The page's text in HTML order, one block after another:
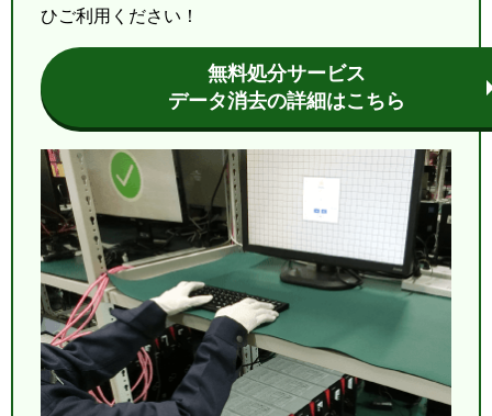
ひご利用ください！
無料処分サービス
データ消去の詳細はこちら